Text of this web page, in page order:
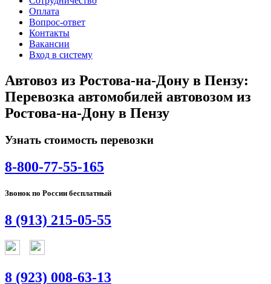
Оплата
Вопрос-ответ
Контакты
Вакансии
Вход в систему
Автовоз из Ростова-на-Дону в Пензу:
Перевозка автомобилей автовозом из
Ростова-на-Дону в Пензу
Узнать стоимость перевозки
8-800-77-55-165
Звонок по России бесплатный
8 (913) 215-05-55
8 (923) 008-63-13